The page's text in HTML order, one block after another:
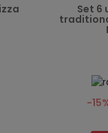
Set 6
-